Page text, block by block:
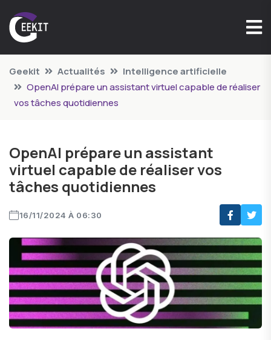
Geekit Actualités
Intelligence artificielle
OpenAI prépare un assistant virtuel capable de réaliser
vos tâches quotidiennes
OpenAI prépare un assistant
virtuel capable de réaliser vos
tâches quotidiennes
16/11/2024 À 06:30